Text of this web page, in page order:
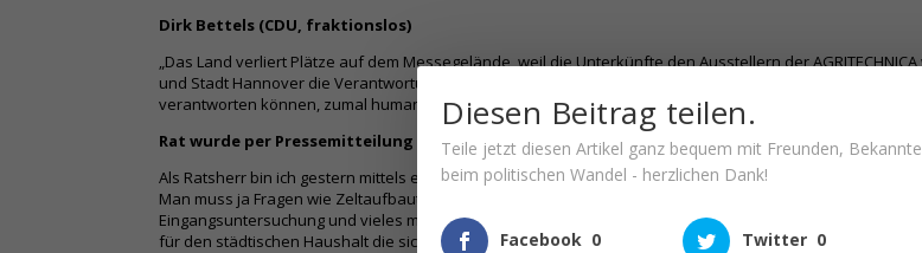
Dirk Bettels (CDU, fraktionslos)
„Das Land verliert Plätze auf dem Messegelände, weil die Unterkünfte den Ausstellern der
und Stadt Hannover die Verantwortung. Auf dem Volksfestplatz einen Ortsteil der Einwohnerzahl von
verantworten können, zumal humanitäre Hilfe dort de facto nicht geleistet werden kann.
Rat wurde per Pressemitteilung informiert
Als Ratsherr bin ich gestern mittels eines Entwurfes der Pressemitteilung informiert worden. Ich nehme
Man muss ja Fragen wie Zeltaufbauten, Wegeverbindungen, Beleuchtung, Abfallentsorgung, Küchen,
Eingangsuntersuchung und vieles mehr organisieren. Ich habe weder in vertraulichen noch öffentlichen
für den städtischen Haushalt die sich ergeben könnten. Ebenso wenig weiß ich etwas über die geplante
Diesen Beitrag teilen.
Teile jetzt diesen Artikel ganz bequem mit Freunden,
beim politischen Wandel - herzlichen Dank!
Facebook 0 Twitter 0